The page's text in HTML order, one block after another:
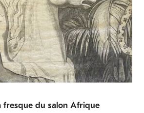
fresque du salon Afrique